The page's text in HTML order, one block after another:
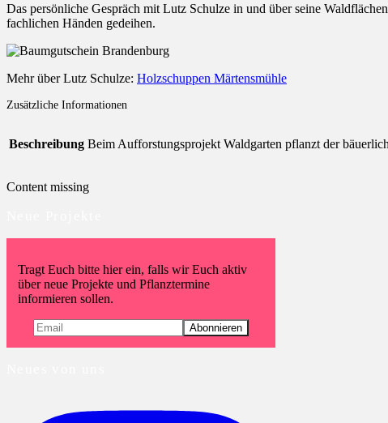
Das persönliche Gespräch mit Lutz Schulze in und über seine
fachlichen Händen gedeihen.
Mehr über Lutz Schulze: Holzschuppen Märtensmühle
Zusätzliche Informationen
Beschreibung Beim Aufforstungsprojekt Waldgarten pflanzt der
Content missing
Tragt Euch bitte hier ein, falls wir Euch aktiv
über neue Projekte und Pflanztermine
informieren sollen.